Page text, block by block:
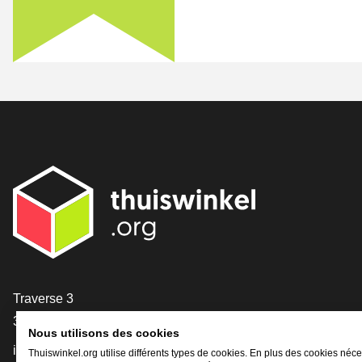
[_General:Contact]
Traverse 3
3905 NL Veenendaal
info@thuiswinkel.org
Nous utilisons des cookies
Thuiswinkel.org utilise différents types de cookies. En plus des cookies